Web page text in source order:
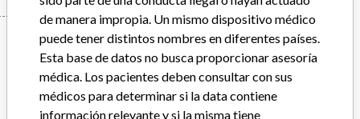
Manufacturer
BECKMAN COULTER CANADA L.P.
de manera impropia. Un mismo dispositivo médico
puede tener distintos nombres en diferentes países.
Esta base de datos no busca proporcionar asesoría
médica. Los pacientes deben consultar con sus
médicos para determinar si la data contiene
información relevante y si la misma tiene